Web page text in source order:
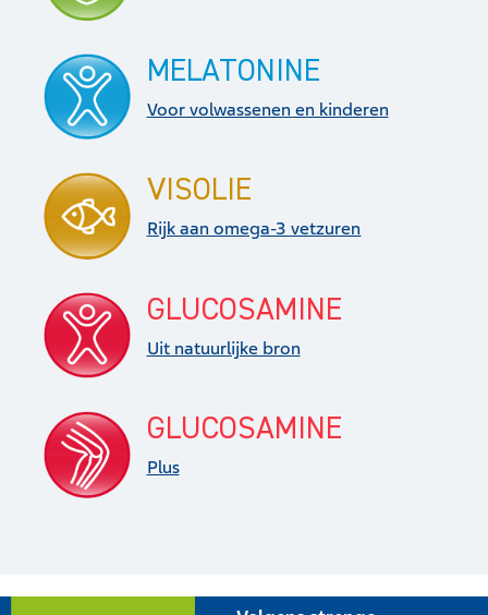
MELATONINE
Voor volwassenen en kinderen
VISOLIE
Rijk aan omega-3 vetzuren
GLUCOSAMINE
Uit natuurlijke bron
GLUCOSAMINE
Plus